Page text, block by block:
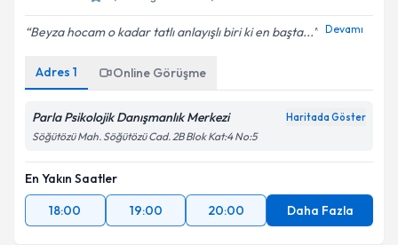
Beyza hocam o kadar tatlı anlayışlı biri ki en başta... Devamı
Adres 1 Online Görüşme
Parla Psikolojik Danışmanlık Merkezi Haritada Göster
Söğütözü Mah. Söğütözü Cad. 2B Blok Kat:4 No:5
En Yakın Saatler
18:00
19:00 20:00 Daha Fazla